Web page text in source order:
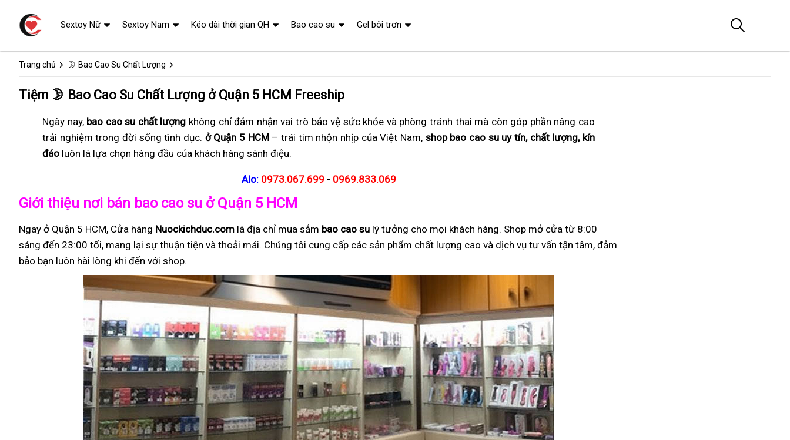
Trang chủ 🌛 Bao Cao Su Chất Lượng
Tiệm 🌛 Bao Cao Su Chất Lượng ở Quận 5 HCM Freeship
Ngày nay, bao cao su chất lượng không chỉ đảm nhận vai trò bảo vệ sức khỏe và phòng tránh thai mà còn góp phần nâng cao
trải nghiệm trong đời sống tình dục. ở Quận 5 HCM – trái tim nhộn nhịp của Việt Nam, shop bao cao su uy tín, chất lượng, kín
đáo luôn là lựa chọn hàng đầu của khách hàng sành điệu.
Alo: 0973.067.699 - 0969.833.069
Giới thiệu nơi bán bao cao su ở Quận 5 HCM
Ngay ở Quận 5 HCM, Cửa hàng Nuockichduc.com là địa chỉ mua sắm bao cao su lý tưởng cho mọi khách hàng. Shop mở cửa từ 8:00
sáng đến 23:00 tối, mang lại sự thuận tiện và thoải mái. Chúng tôi cung cấp các sản phẩm chất lượng cao và dịch vụ tư vấn tận tâm, đảm
bảo bạn luôn hài lòng khi đến với shop.
Sextoy Nữ Sextoy Nam Kéo dài thời gian QH Bao cao su Gel bôi trơn